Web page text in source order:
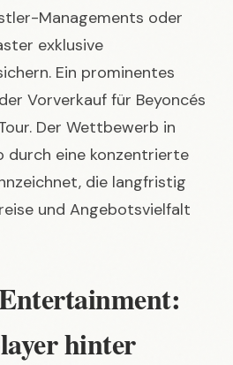
Managements oder
exklusive
Ein prominentes
Vorverkauf für Beyoncés
Der Wettbewerb in
durch eine konzentrierte
die langfristig
und Angebotsvielfalt
hinter